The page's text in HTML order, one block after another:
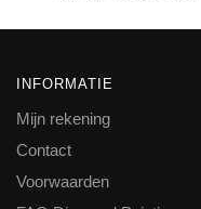
INFORMATIE
Mijn rekening
Contact
Voorwaarden